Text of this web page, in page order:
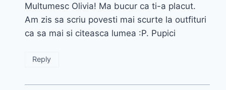
Multumesc Olivia! Ma bucur ca ti-a placut.
Am zis sa scriu povesti mai scurte la outfituri
ca sa mai si citeasca lumea :P. Pupici
Reply